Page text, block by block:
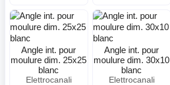
Angle int. pour
moulure dim. 25x25
blanc
Elettrocanali
Angle int. pour
moulure dim. 30x10
blanc
Elettrocanali